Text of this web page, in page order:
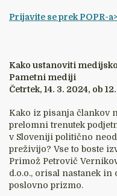
Prijavite se prek POPR-
Kako ustanoviti
Pametni mediji
Četrtek, 14. 3. 2024, ob
Kako iz pisanja člankov
prelomni trenutek
v Sloveniji politično
preživijo? Vse to boste
Primož Petrovič
d.o.o., orisal nastanek in
poslovno prizmo.